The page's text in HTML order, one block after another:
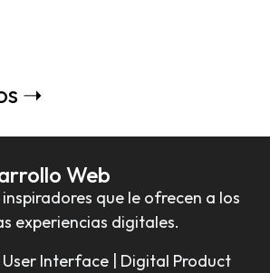
➝
Web
que le ofrecen a los
experiencias digitales.
User Interface | Digital Product